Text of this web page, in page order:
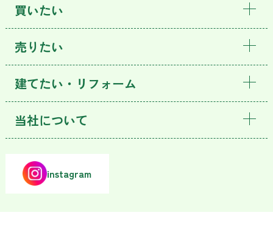
買いたい
売りたい
建てたい・リフォーム
当社について
instagram